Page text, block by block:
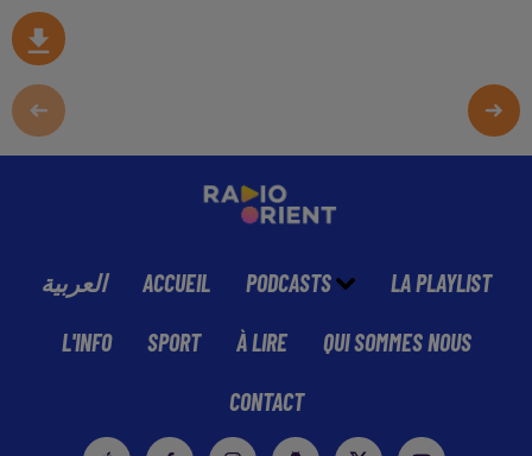
العربية ACCUEIL PODCASTS LA PLAYLIST
L'INFO SPORT À LIRE QUI SOMMES NOUS
CONTACT